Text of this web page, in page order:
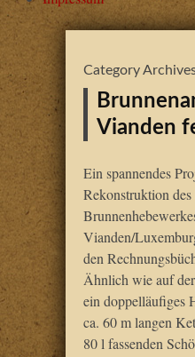
Category
Vianden
Ein spannendes
Rekonstruktion des
Vianden/
den
Ähnlich wie auf
ein doppelläufiges
ca. 60 m langen
80 l fassenden